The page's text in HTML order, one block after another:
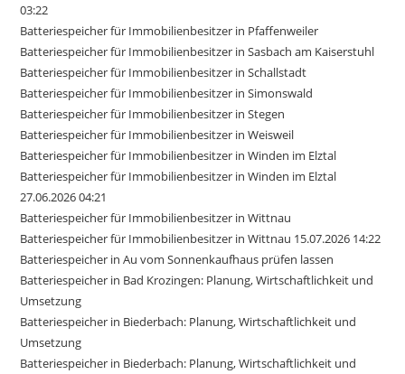
03:22
Batteriespeicher für Immobilienbesitzer in Pfaffenweiler
Batteriespeicher für Immobilienbesitzer in Sasbach am Kaiserstuhl
Batteriespeicher für Immobilienbesitzer in Schallstadt
Batteriespeicher für Immobilienbesitzer in Simonswald
Batteriespeicher für Immobilienbesitzer in Stegen
Batteriespeicher für Immobilienbesitzer in Weisweil
Batteriespeicher für Immobilienbesitzer in Winden im Elztal
Batteriespeicher für Immobilienbesitzer in Winden im Elztal
27.06.2026 04:21
Batteriespeicher für Immobilienbesitzer in Wittnau
Batteriespeicher für Immobilienbesitzer in Wittnau 15.07.2026 14:22
Batteriespeicher in Au vom Sonnenkaufhaus prüfen lassen
Batteriespeicher in Bad Krozingen: Planung, Wirtschaftlichkeit und
Umsetzung
Batteriespeicher in Biederbach: Planung, Wirtschaftlichkeit und
Umsetzung
Batteriespeicher in Biederbach: Planung, Wirtschaftlichkeit und